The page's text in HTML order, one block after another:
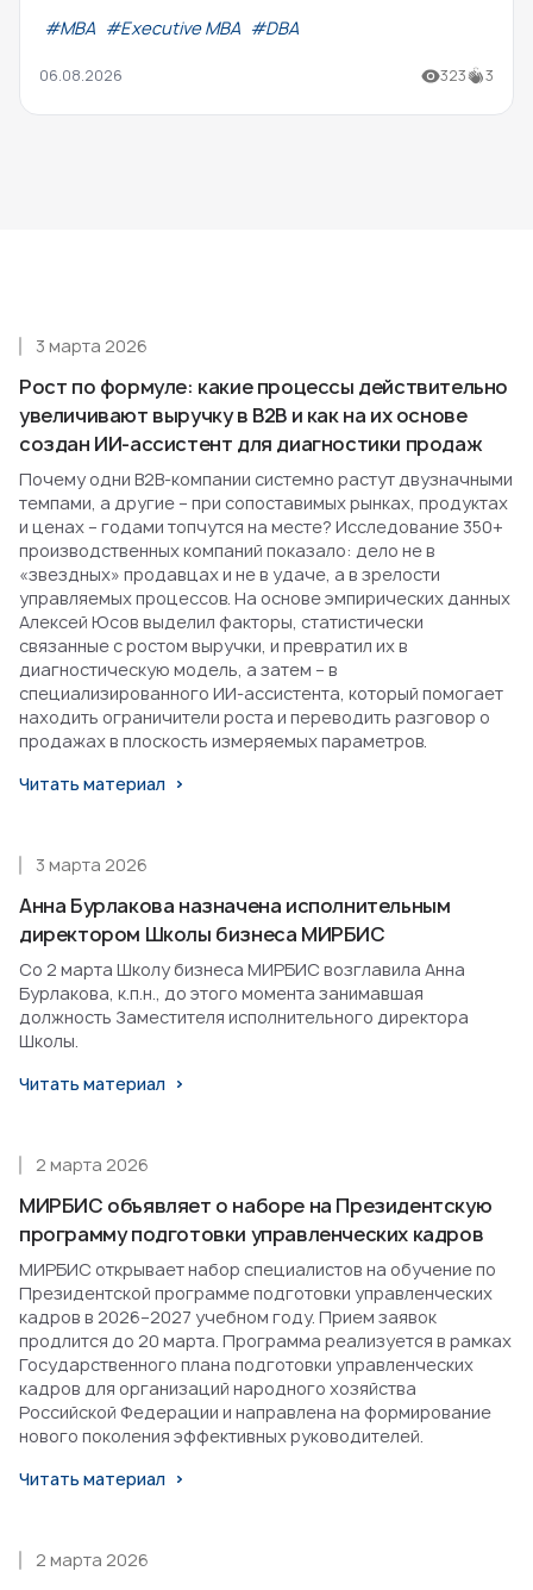
#МВА #Executive MBA #DBA
06.08.2026 323 3
Рост по формуле: какие процессы действительно
увеличивают выручку в B2B и как на их основе
создан ИИ-ассистент для диагностики продаж
3 марта 2026
Почему одни B2B-компании системно растут двузначными
темпами, а другие – при сопоставимых рынках, продуктах
и ценах – годами топчутся на месте? Исследование 350+
производственных компаний показало: дело не в
«звездных» продавцах и не в удаче, а в зрелости
управляемых процессов. На основе эмпирических данных
Алексей Юсов выделил факторы, статистически
связанные с ростом выручки, и превратил их в
диагностическую модель, а затем – в
специализированного ИИ-ассистента, который помогает
находить ограничители роста и переводить разговор о
продажах в плоскость измеряемых параметров.
Читать материал
Анна Бурлакова назначена исполнительным
директором Школы бизнеса МИРБИС
3 марта 2026
Со 2 марта Школу бизнеса МИРБИС возглавила Анна
Бурлакова, к.п.н., до этого момента занимавшая
должность Заместителя исполнительного директора
Школы.
Читать материал
МИРБИС объявляет о наборе на Президентскую
программу подготовки управленческих кадров
2 марта 2026
МИРБИС открывает набор специалистов на обучение по
Президентской программе подготовки управленческих
кадров в 2026–2027 учебном году. Прием заявок
продлится до 20 марта. Программа реализуется в рамках
Государственного плана подготовки управленческих
кадров для организаций народного хозяйства
Российской Федерации и направлена на формирование
нового поколения эффективных руководителей.
Читать материал
2 марта 2026